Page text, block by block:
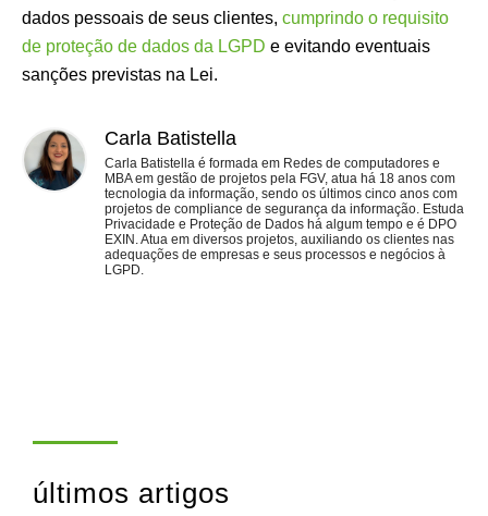
últimos artigos
dados pessoais de seus clientes, cumprindo o requisito
de proteção de dados da LGPD e evitando eventuais
sanções previstas na Lei.
Carla Batistella
Carla Batistella é formada em Redes de computadores e
MBA em gestão de projetos pela FGV, atua há 18 anos com
tecnologia da informação, sendo os últimos cinco anos com
projetos de compliance de segurança da informação. Estuda
Privacidade e Proteção de Dados há algum tempo e é DPO
EXIN. Atua em diversos projetos, auxiliando os clientes nas
adequações de empresas e seus processos e negócios à
LGPD.